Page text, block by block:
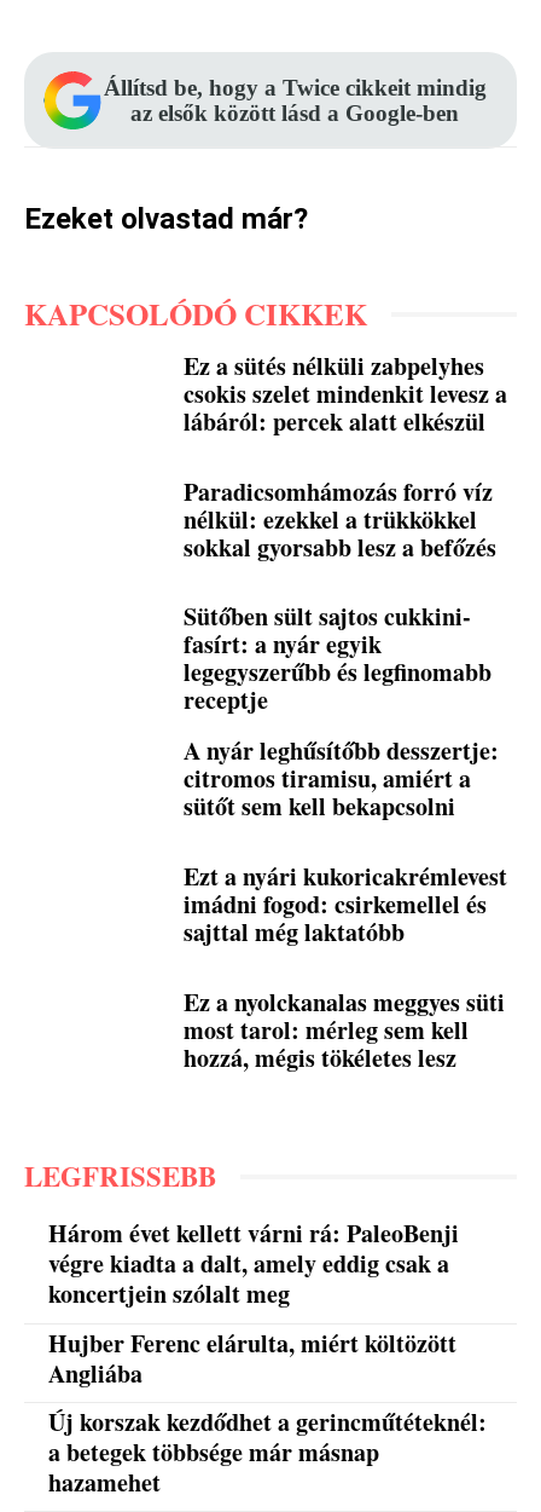
Állítsd be, hogy a Twice cikkeit mindig
az elsők között lásd a Google-ben
Ezeket olvastad már?
KAPCSOLÓDÓ CIKKEK
Ez a sütés nélküli zabpelyhes
csokis szelet mindenkit levesz a
lábáról: percek alatt elkészül
Paradicsomhámozás forró víz
nélkül: ezekkel a trükkökkel
sokkal gyorsabb lesz a befőzés
Sütőben sült sajtos cukkini-
fasírt: a nyár egyik
legegyszerűbb és legfinomabb
receptje
A nyár leghűsítőbb desszertje:
citromos tiramisu, amiért a
sütőt sem kell bekapcsolni
Ezt a nyári kukoricakrémlevest
imádni fogod: csirkemellel és
sajttal még laktatóbb
Ez a nyolckanalas meggyes süti
most tarol: mérleg sem kell
hozzá, mégis tökéletes lesz
LEGFRISSEBB
Három évet kellett várni rá: PaleoBenji
végre kiadta a dalt, amely eddig csak a
koncertjein szólalt meg
Hujber Ferenc elárulta, miért költözött
Angliába
Új korszak kezdődhet a gerincműtéteknél:
a betegek többsége már másnap
hazamehet